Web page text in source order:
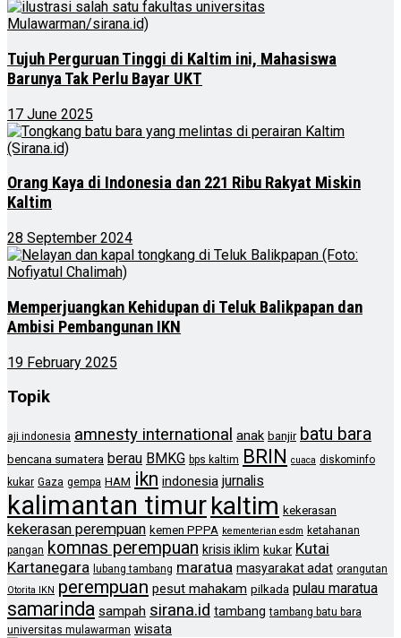
Tujuh Perguruan Tinggi di Kaltim ini, Mahasiswa
Barunya Tak Perlu Bayar UKT
17 June 2025
Orang Kaya di Indonesia dan 221 Ribu Rakyat Miskin
Kaltim
28 September 2024
Memperjuangkan Kehidupan di Teluk Balikpapan dan
Ambisi Pembangunan IKN
19 February 2025
Topik
aji indonesia amnesty international anak banjir batu bara
bencana sumatera berau BMKG bps kaltim BRIN cuaca diskominfo
kukar Gaza gempa HAM ikn indonesia jurnalis
kalimantan timurkaltim kekerasan
kekerasan perempuan kemen PPPA kementerian esdm ketahanan
pangan komnas perempuan krisis iklim kukar Kutai
Kartanegara lubang tambang maratua masyarakat adat orangutan
Otorita IKN perempuan pesut mahakam pilkada pulau maratua
samarinda sampah sirana.id tambang tambang batu bara
universitas mulawarman wisata